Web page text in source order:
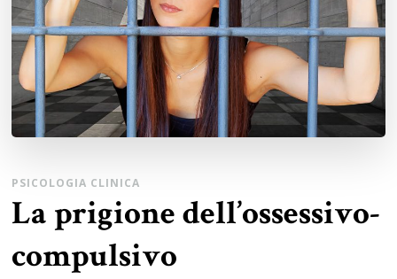
PSICOLOGIA CLINICA
La prigione dell’ossessivo-
compulsivo